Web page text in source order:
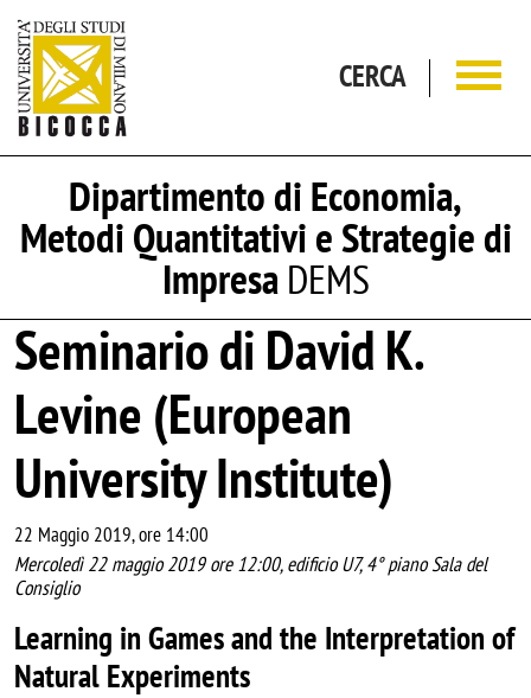
CERCA
Dipartimento di Economia,
Metodi Quantitativi e Strategie di
ImpresaDEMS
Seminario di David K.
Levine (European
University Institute)
22 Maggio 2019, ore 14:00
Mercoledì 22 maggio 2019 ore 12:00, edificio U7, 4° piano Sala del
Consiglio
Learning in Games and the Interpretation of
Natural Experiments